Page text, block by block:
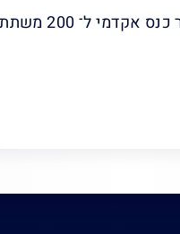
ברכות חמות